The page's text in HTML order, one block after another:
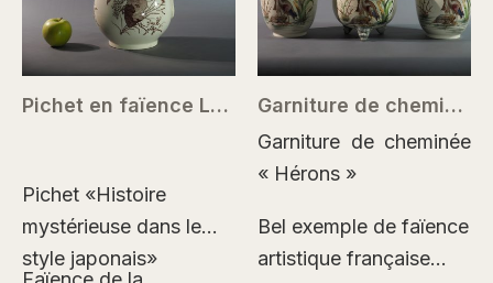
formes plastiques de…
Pichet en faïence Lunéville XIXe siècle
Pichet «Histoire
mystérieuse dans le
style japonais»
Garniture de cheminée en faïence Keller & Guérin – Lunéville
Garniture de cheminée
« Hérons »
Bel exemple de faïence
artistique française